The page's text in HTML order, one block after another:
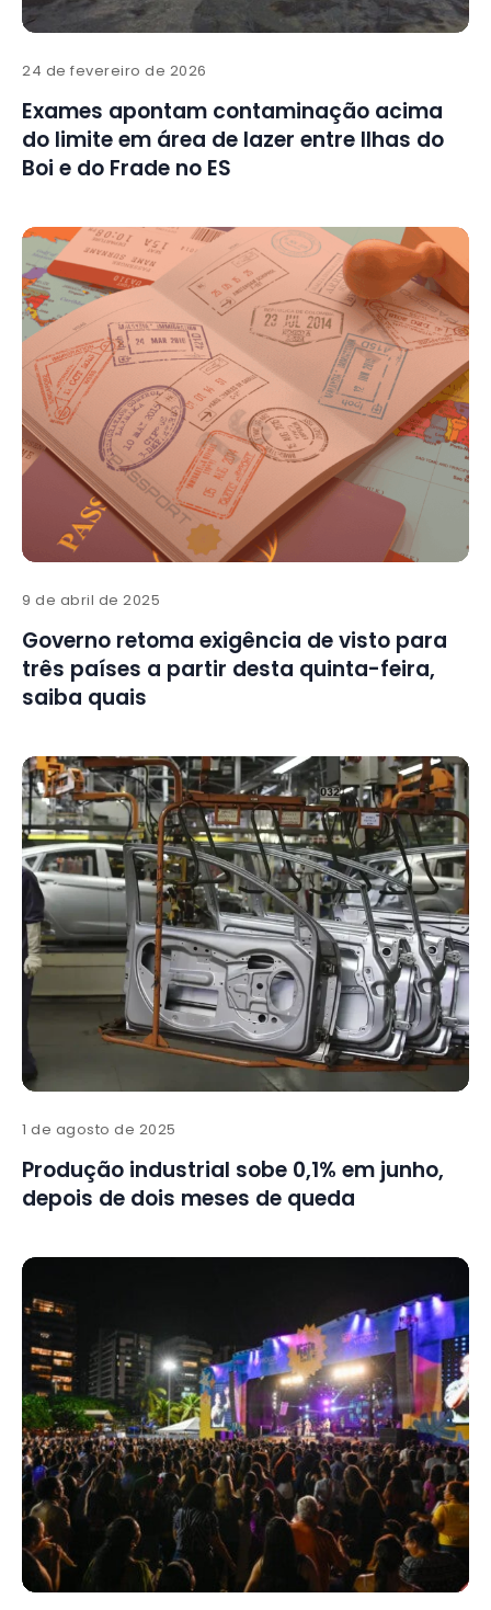
24 de fevereiro de 2026
Exames apontam contaminação acima
do limite em área de lazer entre Ilhas do
Boi e do Frade no ES
9 de abril de 2025
Governo retoma exigência de visto para
três países a partir desta quinta-feira,
saiba quais
1 de agosto de 2025
Produção industrial sobe 0,1% em junho,
depois de dois meses de queda